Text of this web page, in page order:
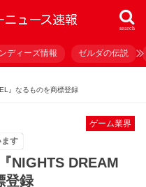
search
ディーズ情報 ゼルダの伝説
』なるものを商標登録
ゲーム業界
す
NIGHTS DREAM
登録